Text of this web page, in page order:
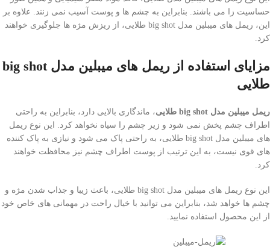
حساسیت زا می باشند. بنابراین به چشم ها و پوست آسیب نمی زنند. علاوه بر
این، ریمل های میبلین مدل big shot طلایی، از ریزش مژه ها جلوگیری خواهند
کرد.
مزایای استفاده از ریمل های میبلین مدلbig shot
طلایی
ریمل میبلین مدل big shot طلایی، ماندگاری بالایی دارد، بنابراین به راحتی
اطراف چشم پخش نمی شود و زیر چشم را سیاه نخواهد کرد. این نوع ریمل
های میبلین مدل big shot طلایی، به راحتی پاک می شود و نیازی به پاک کننده
های قوی نیست، به این ترتیب از پوست اطراف چشم نیز محافظت خواهند
کرد.
این نوع ریمل های میبلین مدل big shot طلایی، باعث زیبا و جذاب شدن مژه و
چشم ها خواهد شد، بنابراین می توانید با خیال راحت در مهمانی های خاص خود
از این محصول استفاده نمایید.